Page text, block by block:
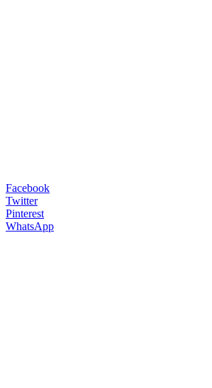
Facebook
Twitter
Pinterest
WhatsApp